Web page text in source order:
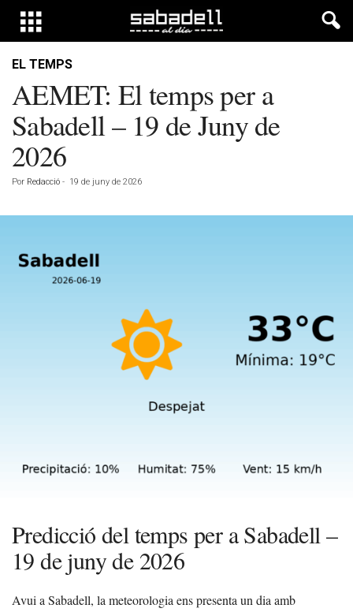
EL TEMPS
AEMET: El temps per a
Sabadell – 19 de Juny de
2026
Por Redacció - 19 de juny de 2026
Predicció del temps per a Sabadell –
19 de juny de 2026
Avui a Sabadell, la meteorologia ens presenta un dia amb